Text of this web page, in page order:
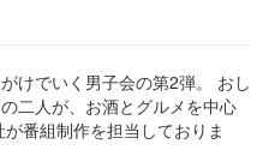
けでいく男子会の第2弾。 おし
二人が、お酒とグルメを中心
番組制作を担当しておりま